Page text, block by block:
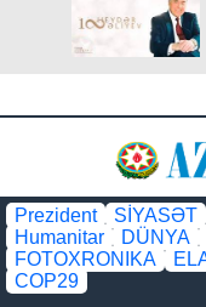
Prezident SİYASƏT
Humanitar
DÜNYA
FOTOXRONIKA
COP29